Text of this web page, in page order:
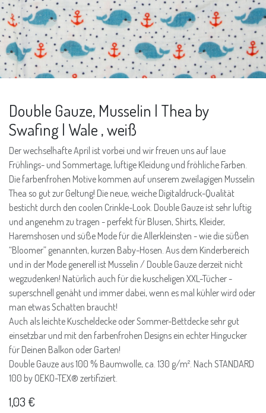
Double Gauze, Musselin | Thea by
Swafing | Wale , weiß
Der wechselhafte April ist vorbei und wir freuen uns auf laue
Frühlings- und Sommertage, luftige Kleidung und fröhliche Farben.
Die farbenfrohen Motive kommen auf unserem zweilagigen Musselin
Thea so gut zur Geltung! Die neue, weiche Digitaldruck-Qualität
besticht durch den coolen Crinkle-Look. Double Gauze ist sehr luftig
und angenehm zu tragen - perfekt für Blusen, Shirts, Kleider,
Haremshosen und süße Mode für die Allerkleinsten - wie die süßen
“Bloomer” genannten, kurzen Baby-Hosen. Aus dem Kinderbereich
und in der Mode generell ist Musselin / Double Gauze derzeit nicht
wegzudenken! Natürlich auch für die kuscheligen XXL-Tücher -
superschnell genäht und immer dabei, wenn es mal kühler wird oder
man etwas Schatten braucht!
Auch als leichte Kuscheldecke oder Sommer-Bettdecke sehr gut
einsetzbar und mit den farbenfrohen Designs ein echter Hingucker
für Deinen Balkon oder Garten!
Double Gauze aus 100 % Baumwolle, ca. 130 g/m². Nach STANDARD
100 by OEKO-TEX® zertifiziert.
1,03 €